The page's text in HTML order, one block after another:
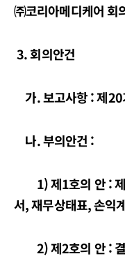
㈜코리아메디케어 회
3. 회의안건
가. 보고사항 : 제20
나. 부의안건 :
1) 제1호의 안 : 제
서, 재무상태표, 손익
2) 제2호의 안 :